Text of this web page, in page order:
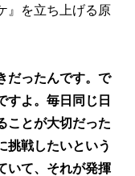
』を立ち上げる原
だったんです。で
すよ。毎日同じ日
ことが大切だった
挑戦したいという
いて、それが発揮